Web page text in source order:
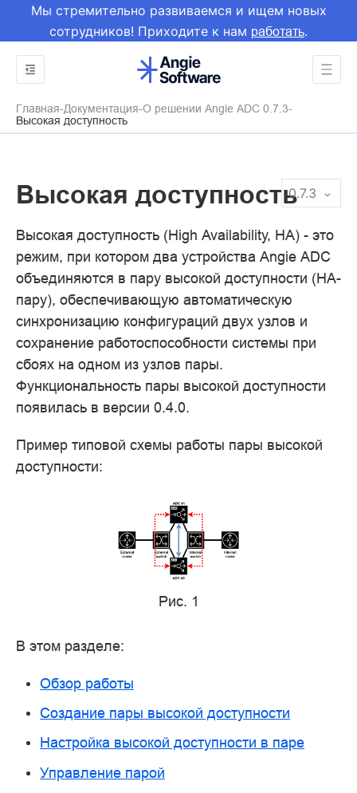
Мы стремительно развиваемся и ищем новых
сотрудников! Приходите к нам работать.
Главная Документация О решении Angie ADC 0.7.3
Высокая доступность
0.7.3
Высокая доступность
Высокая доступность (High Availability, HA) - это
режим, при котором два устройства Angie ADC
объединяются в пару высокой доступности (HA-
пару), обеспечивающую автоматическую
синхронизацию конфигураций двух узлов и
сохранение работоспособности системы при
сбоях на одном из узлов пары.
Функциональность пары высокой доступности
появилась в версии 0.4.0.
Пример типовой схемы работы пары высокой
доступности:
Рис. 1
В этом разделе:
Обзор работы
Создание пары высокой доступности
Настройка высокой доступности в паре
Управление парой